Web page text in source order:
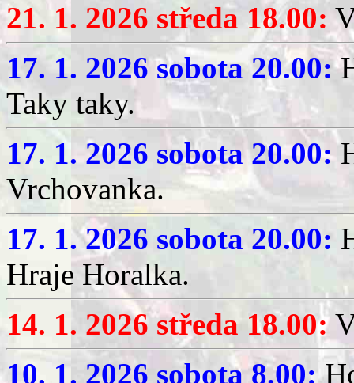
21. 1. 2026 středa 18.00:
17. 1. 2026 sobota 20.00:
Taky taky.
17. 1. 2026 sobota 20.00:
Vrchovanka.
17. 1. 2026 sobota 20.00:
Hraje Horalka.
14. 1. 2026 středa 18.00:
10. 1. 2026 sobota 8.00: